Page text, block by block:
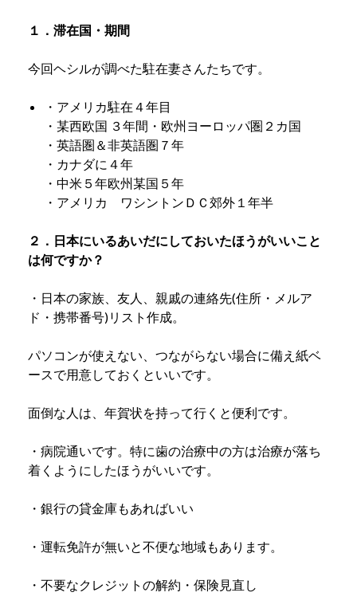
１．滞在国・期間
今回ヘシルが調べた駐在妻さんたちです。
・アメリカ駐在４年目
・某西欧国 ３年間・欧州ヨーロッパ圏２カ国
・英語圏＆非英語圏７年
・カナダに４年
・中米５年欧州某国５年
・アメリカ ワシントンＤＣ郊外１年半
２．日本にいるあいだにしておいたほうがいいこと
は何ですか？
・日本の家族、友人、親戚の連絡先(住所・メルア
ド・携帯番号)リスト作成。
パソコンが使えない、つながらない場合に備え紙ベ
ースで用意しておくといいです。
面倒な人は、年賀状を持って行くと便利です。
・病院通いです。特に歯の治療中の方は治療が落ち
着くようにしたほうがいいです。
・銀行の貸金庫もあればいい
・運転免許が無いと不便な地域もあります。
・不要なクレジットの解約・保険見直し